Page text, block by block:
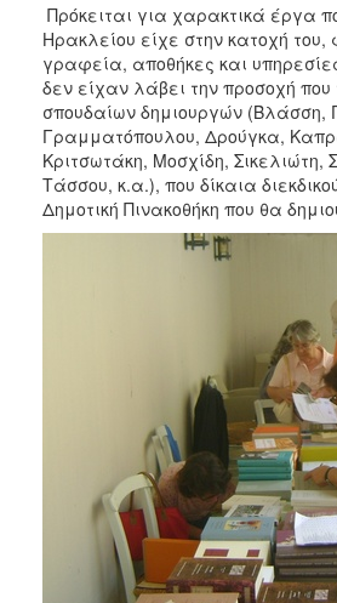
Πρόκειται για χαρακτικά έργα
Ηρακλείου είχε στην κατοχή
γραφεία, αποθήκες και
δεν είχαν λάβει την προσοχή
σπουδαίων δημιουργών (Βλάσση,
Γραμματόπουλου, Δρούγκα,
Κριτσωτάκη, Μοσχίδη, Σικελιώτη,
Τάσσου, κ.α.), που δίκαια
Δημοτική Πινακοθήκη που θα